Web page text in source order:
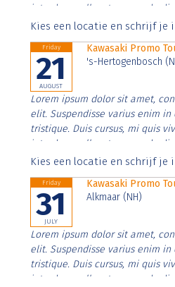
interdum nulla, ut commodo
Aenean faucibus nibh et justo
Kies een locatie en schrijf
Friday
21
AUGUST
Kawasaki Promo
's-Hertogenbosch
Lorem ipsum dolor sit amet,
elit. Suspendisse varius enim
tristique. Duis cursus, mi quis
interdum nulla, ut commodo
Aenean faucibus nibh et justo
Kies een locatie en schrijf
Friday
31
JULY
Kawasaki Promo
Alkmaar (NH)
Lorem ipsum dolor sit amet,
elit. Suspendisse varius enim
tristique. Duis cursus, mi quis
interdum nulla, ut commodo